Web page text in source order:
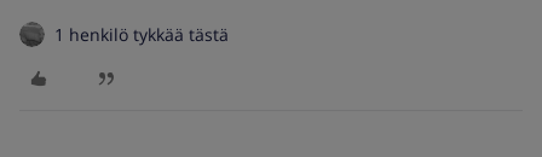
1 henkilö tykkää tästä